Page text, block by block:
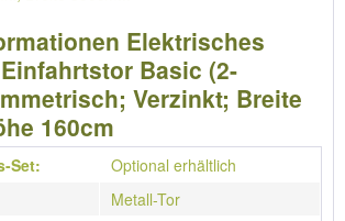
Elektrisches
Basic (2-
Verzinkt; Breite
160cm
Set:
Optional erhältlich
Metall-Tor